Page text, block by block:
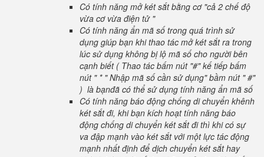
Có tính năng mở két sắt bằng cơ "cả 2 chế độ
vừa cơ vừa điện tử "
Có tính năng ẩn mã số trong quá trình sử
dụng giúp bạn khi thao tác mở két sắt ra trong
lúc sử dụng không bị lộ mã số cho người bên
cạnh biết ( Thao tác bấm nút "#" kế tiếp bấm
nút " * " Nhập mã số cần sử dụng" bầm nút " #"
) là bạnđã có thể sử dụng tính năng ẩn mã số
Có tính năng báo động chống di chuyển khênh
két sắt đi, khi bạn kích hoạt tính năng báo
động chống di chuyển két sắt đi thì khi có sự
va đập mạnh vào két sắt với một lực tác động
mạnh nhất định để dịch chuyển két sắt hay